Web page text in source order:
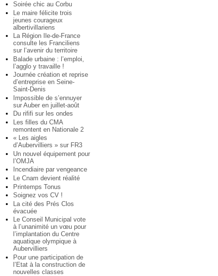
Soirée chic au Corbu
Le maire félicite trois
jeunes courageux
albertivillariens
La Région Ile-de-France
consulte les Franciliens
sur l’avenir du territoire
Balade urbaine : l’emploi,
l’agglo y travaille !
Journée création et reprise
d’entreprise en Seine-
Saint-Denis
Impossible de s’ennuyer
sur Auber en juillet-août
Du rififi sur les ondes
Les filles du CMA
remontent en Nationale 2
« Les aigles
d’Aubervilliers » sur FR3
Un nouvel équipement pour
l’OMJA
Incendiaire par vengeance
Le Cnam devient réalité
Printemps Tonus
Soignez vos CV !
La cité des Prés Clos
évacuée
Le Conseil Municipal vote
à l’unanimité un vœu pour
l’implantation du Centre
aquatique olympique à
Aubervilliers
Pour une participation de
l’Etat à la construction de
nouvelles classes